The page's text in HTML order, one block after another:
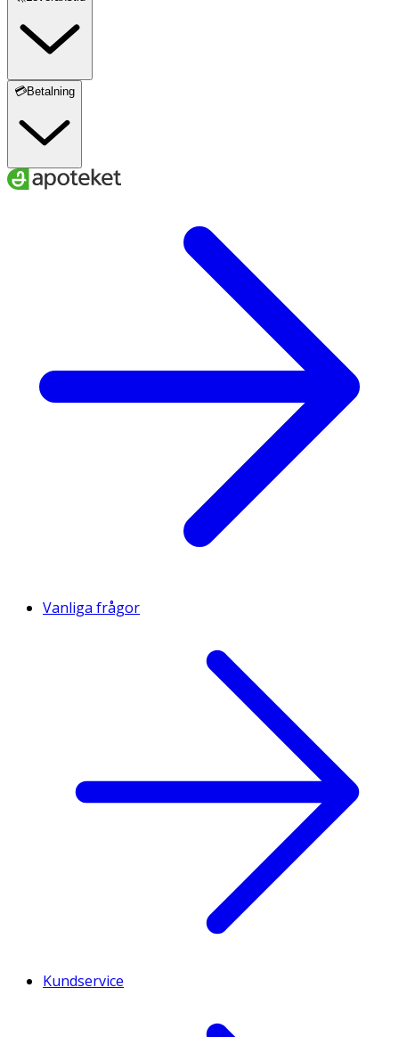
💳Betalning
Vanliga frågor
Kundservice